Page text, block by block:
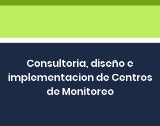
Consultoria, diseño e
implementacion de Centros
de Monitoreo